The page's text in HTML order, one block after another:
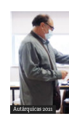
Autárquicas 2021